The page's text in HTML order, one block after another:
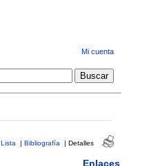
Mi cuenta
Lista | Bibliografía | Detalles
Enlaces